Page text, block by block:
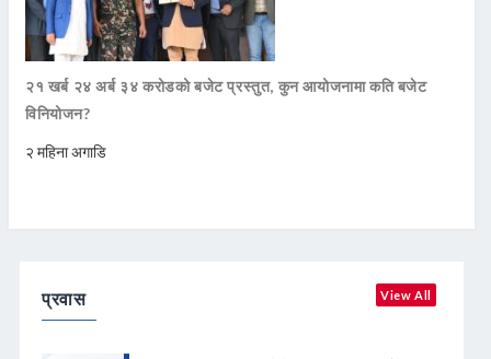
२१ खर्ब २४ अर्ब ३४ करोडको बजेट प्रस्तुत, कुन आयोजनामा कति बजेट
विनियोजन?
२ महिना अगाडि
प्रवास View All